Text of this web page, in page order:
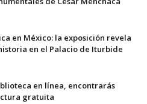
en México: la exposición revela
en el Palacio de Iturbide
en línea, encontrarás
gratuita